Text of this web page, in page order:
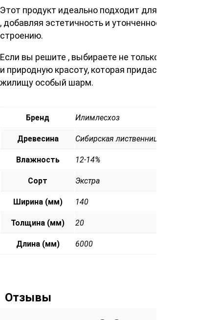
Этот продукт идеально подходит для , , а также для
, добавляя эстетичность и утонченность любому
строению.
Если вы решите , выбираете не только качество, но
и природную красоту, которая придаст вашему
жилищу особый шарм.
Бренд Илимлесхоз
Древесина Сибирская лиственница
Влажность 12-14%
Сорт Экстра
Ширина (мм) 140
Толщина (мм) 20
Длина (мм) 6000
Отзывы